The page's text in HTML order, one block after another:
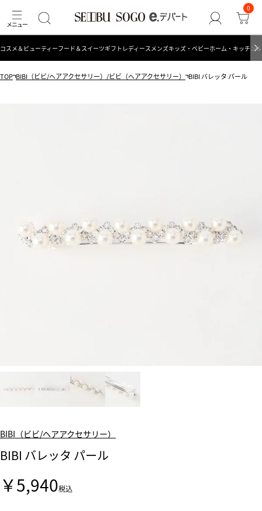
0
コスメ＆ビューティーフード＆スイーツギフト レディース メンズキッズ・ベビーホーム・キッチン
TOP BIBI（ビビ/ヘアアクセサリー）/ビビ（ヘアアクセサリー） BIBI バレッタ パール
BIBI（ビビ/ヘアアクセサリー）
BIBI バレッタ パール
￥5,940税込